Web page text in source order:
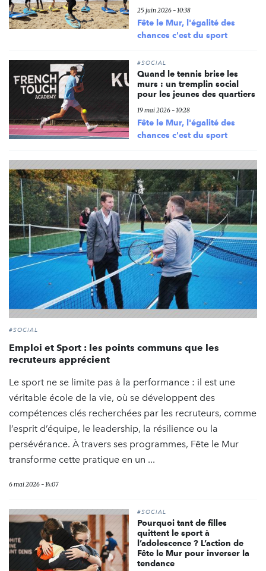
25 juin 2026 - 10:38
Fête le Mur, l'égalité des
chances c'est du sport
#SOCIAL
Quand le tennis brise les
murs : un tremplin social
pour les jeunes des quartiers
19 mai 2026 - 10:28
Fête le Mur, l'égalité des
chances c'est du sport
#SOCIAL
Emploi et Sport : les points communs que les
recruteurs apprécient
Le sport ne se limite pas à la performance : il est une
véritable école de la vie, où se développent des
compétences clés recherchées par les recruteurs, comme
l’esprit d’équipe, le leadership, la résilience ou la
persévérance. À travers ses programmes, Fête le Mur
transforme cette pratique en un ...
6 mai 2026 - 14:07
#SOCIAL
Pourquoi tant de filles
quittent le sport à
l’adolescence ? L’action de
Fête le Mur pour inverser la
tendance